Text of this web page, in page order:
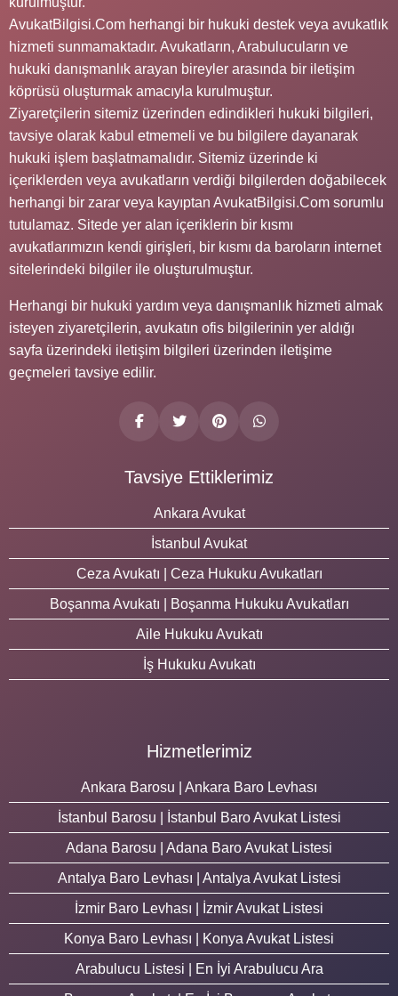
AvukatBilgisi.Com herhangi bir hukuki destek veya avukatlık
hizmeti sunmamaktadır. Avukatların, Arabulucuların ve
hukuki danışmanlık arayan bireyler arasında bir iletişim
köprüsü oluşturmak amacıyla kurulmuştur.
Ziyaretçilerin sitemiz üzerinden edindikleri hukuki bilgileri,
tavsiye olarak kabul etmemeli ve bu bilgilere dayanarak
hukuki işlem başlatmamalıdır. Sitemiz üzerinde ki
içeriklerden veya avukatların verdiği bilgilerden doğabilecek
herhangi bir zarar veya kayıptan AvukatBilgisi.Com sorumlu
tutulamaz. Sitede yer alan içeriklerin bir kısmı
avukatlarımızın kendi girişleri, bir kısmı da baroların internet
sitelerindeki bilgiler ile oluşturulmuştur.
Herhangi bir hukuki yardım veya danışmanlık hizmeti almak
isteyen ziyaretçilerin, avukatın ofis bilgilerinin yer aldığı
sayfa üzerindeki iletişim bilgileri üzerinden iletişime
geçmeleri tavsiye edilir.
Tavsiye Ettiklerimiz
Ankara Avukat
İstanbul Avukat
Ceza Avukatı | Ceza Hukuku Avukatları
Boşanma Avukatı | Boşanma Hukuku Avukatları
Aile Hukuku Avukatı
İş Hukuku Avukatı
Hizmetlerimiz
Ankara Barosu | Ankara Baro Levhası
İstanbul Barosu | İstanbul Baro Avukat Listesi
Adana Barosu | Adana Baro Avukat Listesi
Antalya Baro Levhası | Antalya Avukat Listesi
İzmir Baro Levhası | İzmir Avukat Listesi
Konya Baro Levhası | Konya Avukat Listesi
Arabulucu Listesi | En İyi Arabulucu Ara